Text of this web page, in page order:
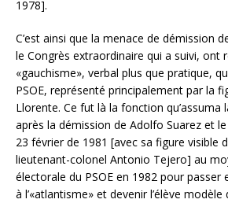
1978].
C’est ainsi que la menace de démission
le Congrès extraordinaire qui a suivi, ont
«gauchisme», verbal plus que pratique,
PSOE, représenté principalement par la
Llorente. Ce fut là la fonction qu’assuma
après la démission de Adolfo Suarez et le
23 février de 1981 [avec sa figure visible
lieutenant-colonel Antonio Tejero] au
électorale du PSOE en 1982 pour passer
à l’«atlantisme» et devenir l’élève